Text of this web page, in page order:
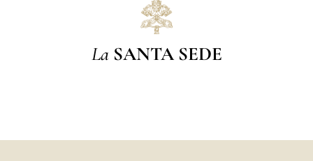
La SANTA SEDE